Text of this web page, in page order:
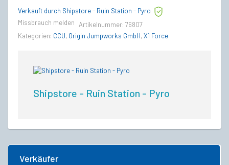
Origin
X1
Upgrade
Verkauft durch Shipstore - Ruin Station - Pyro
Missbrauch melden Artikelnummer: 76807
Kategorien: CCU, Origin Jumpworks GmbH, X1 Force
Shipstore - Ruin Station - Pyro
Verkäufer